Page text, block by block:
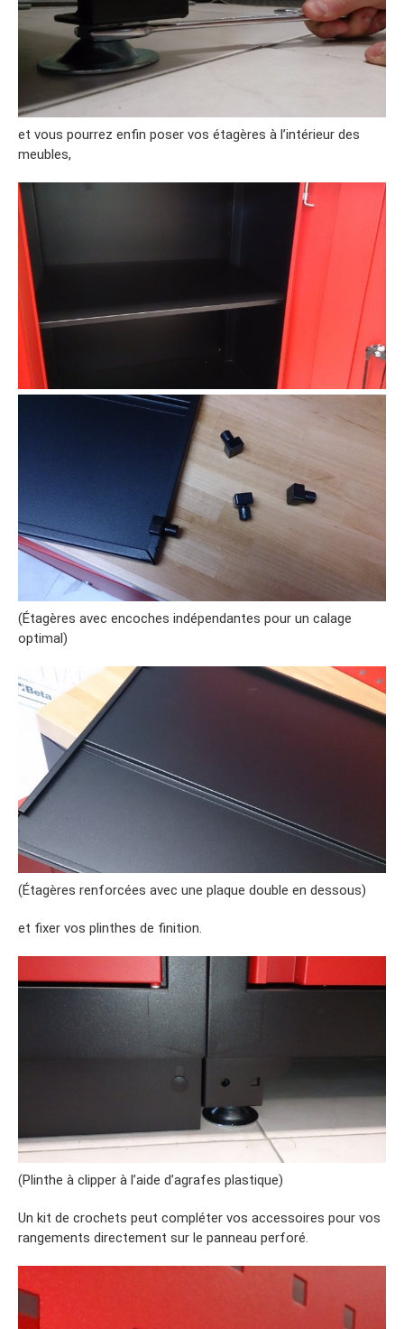
et vous pourrez enfin poser vos étagères à l’intérieur des
meubles,
(Étagères avec encoches indépendantes pour un calage
optimal)
(Étagères renforcées avec une plaque double en dessous)
et fixer vos plinthes de finition.
(Plinthe à clipper à l’aide d’agrafes plastique)
Un kit de crochets peut compléter vos accessoires pour vos
rangements directement sur le panneau perforé.